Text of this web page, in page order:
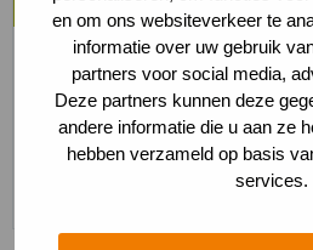
en om ons websiteverkeer te
informatie over uw gebruik
partners voor social media,
Deze partners kunnen deze
andere informatie die u aan ze
hebben verzameld op basis
services.
Gastheren en gastvrouwen
Word ook gastheer of
Nationaal Park
Lees